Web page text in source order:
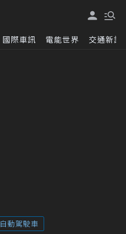
國際車訊 電能世界 交通新訊
自動駕駛車